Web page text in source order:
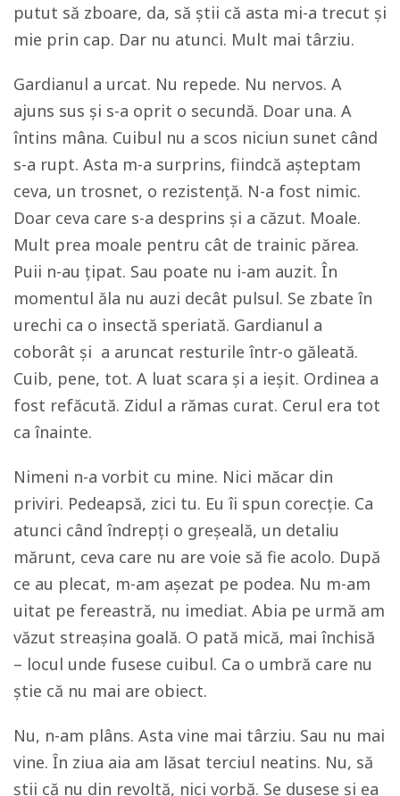
putut să zboare, da, să știi că asta mi-a trecut și
mie prin cap. Dar nu atunci. Mult mai târziu.
Gardianul a urcat. Nu repede. Nu nervos. A
ajuns sus și s-a oprit o secundă. Doar una. A
întins mâna. Cuibul nu a scos niciun sunet când
s-a rupt. Asta m-a surprins, fiindcă așteptam
ceva, un trosnet, o rezistență. N-a fost nimic.
Doar ceva care s-a desprins și a căzut. Moale.
Mult prea moale pentru cât de trainic părea.
Puii n-au țipat. Sau poate nu i-am auzit. În
momentul ăla nu auzi decât pulsul. Se zbate în
urechi ca o insectă speriată. Gardianul a
coborât și a aruncat resturile într-o găleată.
Cuib, pene, tot. A luat scara și a ieșit. Ordinea a
fost refăcută. Zidul a rămas curat. Cerul era tot
ca înainte.
Nimeni n-a vorbit cu mine. Nici măcar din
priviri. Pedeapsă, zici tu. Eu îi spun corecție. Ca
atunci când îndrepți o greșeală, un detaliu
mărunt, ceva care nu are voie să fie acolo. După
ce au plecat, m-am așezat pe podea. Nu m-am
uitat pe fereastră, nu imediat. Abia pe urmă am
văzut streașina goală. O pată mică, mai închisă
– locul unde fusese cuibul. Ca o umbră care nu
știe că nu mai are obiect.
Nu, n-am plâns. Asta vine mai târziu. Sau nu mai
vine. Ȋn ziua aia am lăsat terciul neatins. Nu, să
știi că nu din revoltă, nici vorbă. Se dusese și ea